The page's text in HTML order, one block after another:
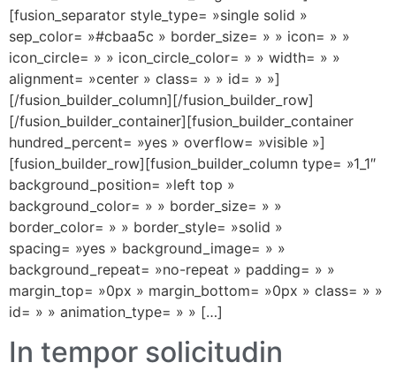
[fusion_separator style_type= »single solid »
sep_color= »#cbaa5c » border_size= » » icon= » »
icon_circle= » » icon_circle_color= » » width= » »
alignment= »center » class= » » id= » »]
[/fusion_builder_column][/fusion_builder_row]
[/fusion_builder_container][fusion_builder_container
hundred_percent= »yes » overflow= »visible »]
[fusion_builder_row][fusion_builder_column type= »1_1″
background_position= »left top »
background_color= » » border_size= » »
border_color= » » border_style= »solid »
spacing= »yes » background_image= » »
background_repeat= »no-repeat » padding= » »
margin_top= »0px » margin_bottom= »0px » class= » »
id= » » animation_type= » » […]
In tempor solicitudin